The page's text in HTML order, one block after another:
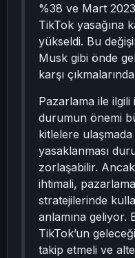
%38 ve Mart
TikTok yasağına
yükseldi. Bu
Musk gibi önde
karşı
Pazarlama ile ilgili
durumun önemi
kitlelere
yasaklanması
zorlaşabilir.
ihtimali,
stratejilerinde
anlamına geliyor.
TikTok’un
takip etmeli ve